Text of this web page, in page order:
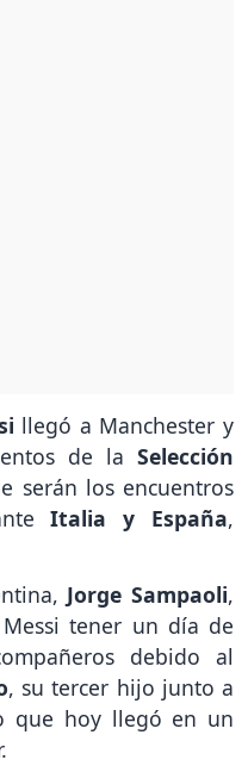
llegó a Manchester y
de la Selección
serán los encuentros
Italia y España,
Jorge Sampaoli,
tener un día de
debido al
, su tercer hijo junto a
que hoy llegó en un